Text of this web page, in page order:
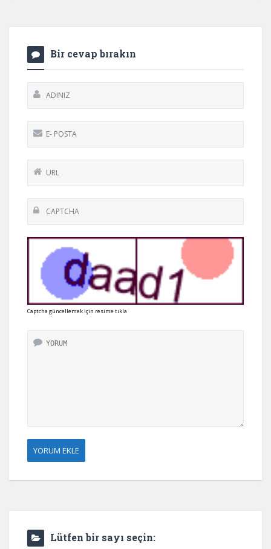
Bir cevap bırakın
Captcha güncellemek için resime tıkla
Lütfen bir sayı seçin: